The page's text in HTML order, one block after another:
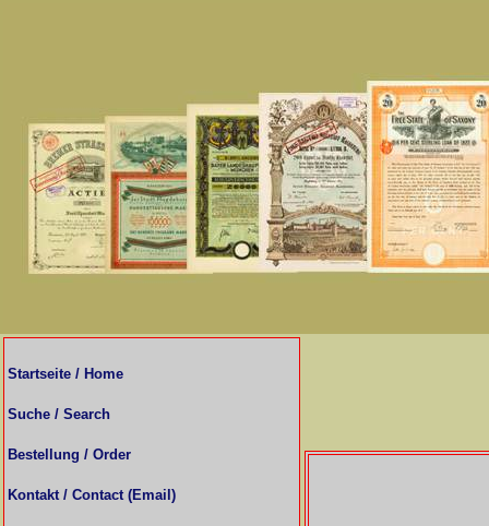
Startseite / Home
Suche / Search
Bestellung / Order
Kontakt / Contact (Email)